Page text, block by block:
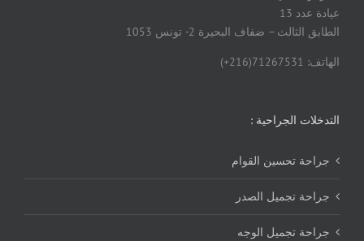
عيادة عدد 13
الطابق الثالث – ضفاف البحيرة 2- تونس 1053
الهاتف: 71267531(216+)
التدخلات الجراحية :
جراحة تحسين القوام
جراحة تجميل الصدر
جراحة تجميل الوجه